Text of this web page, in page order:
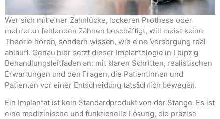
Wer sich mit einer Zahnlücke, lockeren Prothese oder
mehreren fehlenden Zähnen beschäftigt, will meist keine
Theorie hören, sondern wissen, wie eine Versorgung real
abläuft. Genau hier setzt dieser Implantologie in Leipzig
Behandlungsleitfaden an: mit klaren Schritten, realistischen
Erwartungen und den Fragen, die Patientinnen und
Patienten vor einer Entscheidung tatsächlich bewegen.
Ein Implantat ist kein Standardprodukt von der Stange. Es ist
eine medizinische und funktionelle Lösung, die präzise